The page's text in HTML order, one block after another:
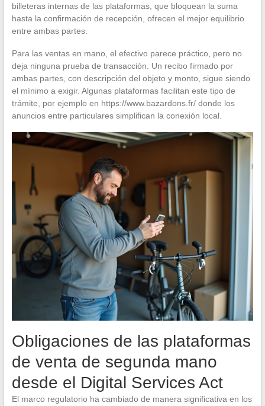
billeteras internas de las plataformas, que bloquean la suma
hasta la confirmación de recepción, ofrecen el mejor equilibrio
entre ambas partes.
Para las ventas en mano, el efectivo parece práctico, pero no
deja ninguna prueba de transacción. Un recibo firmado por
ambas partes, con descripción del objeto y monto, sigue siendo
el mínimo a exigir. Algunas plataformas facilitan este tipo de
trámite, por ejemplo en https://www.bazardons.fr/ donde los
anuncios entre particulares simplifican la conexión local.
Obligaciones de las plataformas
de venta de segunda mano
desde el Digital Services Act
El marco regulatorio ha cambiado de manera significativa en los